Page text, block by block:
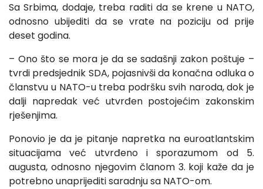
Sa Srbima, dodaje, treba raditi da se krene u NATO,
odnosno ubijediti da se vrate na poziciju od prije
deset godina.
– Ono što se mora je da se sadašnji zakon poštuje –
tvrdi predsjednik SDA, pojasnivši da konačna odluka o
članstvu u NATO-u treba podršku svih naroda, dok je
dalji napredak već utvrđen postojećim zakonskim
rješenjima.
Ponovio je da je pitanje napretka na euroatlantskim
situacijama već utvrđeno i sporazumom od 5.
augusta, odnosno njegovim članom 3. koji kaže da je
potrebno unaprijediti saradnju sa NATO-om.